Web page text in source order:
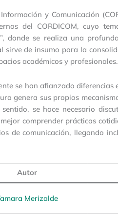
y Comunicación
del CORDICOM, cuyo
donde se realiza una
sirve de insumo para la
académicos y profesionales.
se han afianzado diferencias
genera sus propios
se hace necesario
comprender prácticas
de comunicación, llegando
Autor
Merizalde